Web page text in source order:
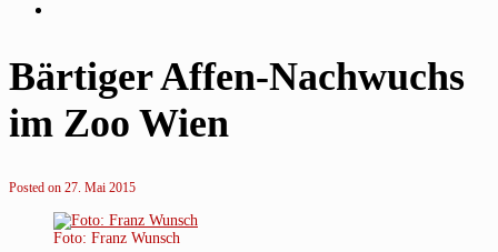
Bärtiger Affen-Nachwuchs
im Zoo Wien
Posted on 27. Mai 2015
Foto: Franz Wunsch